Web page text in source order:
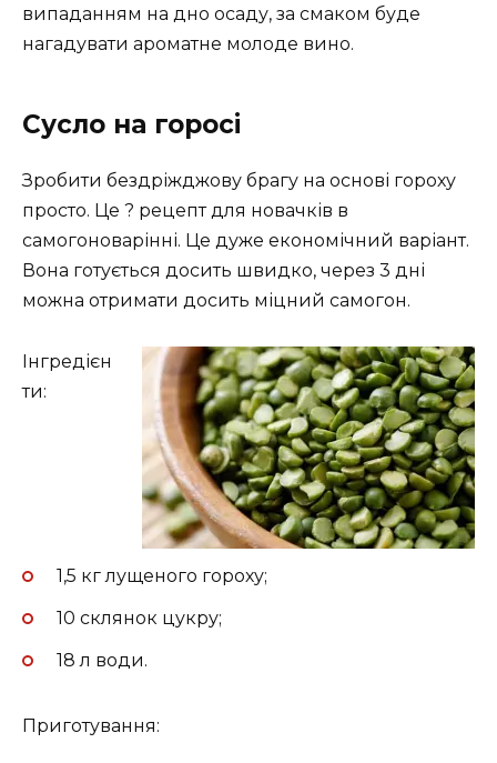
випаданням на дно осаду, за смаком буде
нагадувати ароматне молоде вино.
Сусло на горосі
Зробити бездріжджову брагу на основі гороху
просто. Це ? рецепт для новачків в
самогоноварінні. Це дуже економічний варіант.
Вона готується досить швидко, через 3 дні
можна отримати досить міцний самогон.
Інгредієн
ти:
1,5 кг лущеного гороху;
10 склянок цукру;
18 л води.
Приготування: